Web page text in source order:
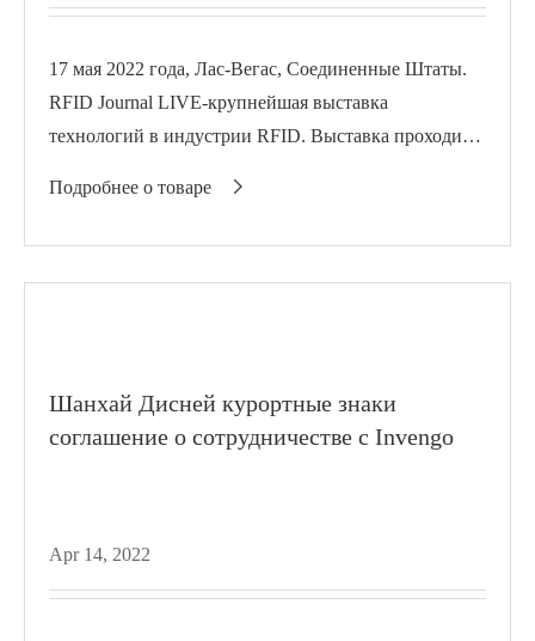
17 мая 2022 года, Лас-Вегас, Соединенные Штаты.
RFID Journal LIVE-крупнейшая выставка
технологий в индустрии RFID. Выставка проходила
присутствовала на шоу как global l...
Подробнее о товаре 
Шанхай Дисней курортные знаки
соглашение о сотрудничестве с Invengo
Apr 14, 2022